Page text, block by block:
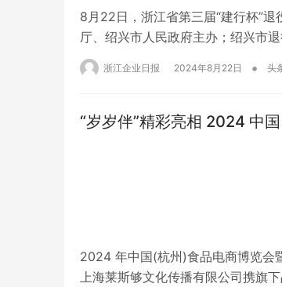
8月22日，浙江省第三届“建行杯”
厅、绍兴市人民政府主办；绍兴市
局、绍兴市退役军人就业创业促进
我省退役军人双创热情，在全社会营
浙江企业日报 2024年8月22日 • 头
“岁岁伴”精彩亮相 2024 中
2024 年中国(杭州)食品电商博览会
上海莱斯够文化传播有限公司携旗